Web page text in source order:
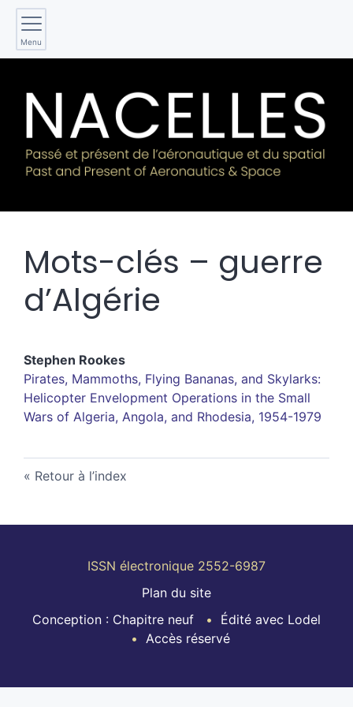
Menu
Mots-clés – guerre
d’Algérie
Stephen Rookes
Pirates, Mammoths, Flying Bananas, and Skylarks:
Helicopter Envelopment Operations in the Small
Wars of Algeria, Angola, and Rhodesia, 1954-1979
Retour à l’index
ISSN électronique 2552-6987
Plan du site
Conception : Chapitre neuf
Édité avec Lodel
Accès réservé